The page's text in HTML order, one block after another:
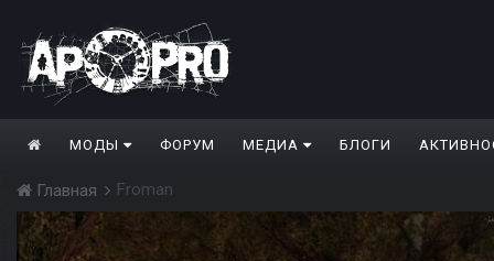
МОДЫ ФОРУМ МЕДИА БЛОГИ
Главная Froman